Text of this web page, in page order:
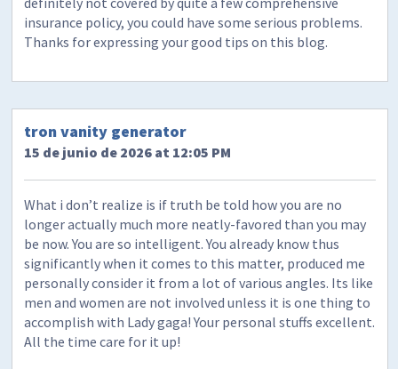
insurance policy, you could have some serious problems.
Thanks for expressing your good tips on this blog.
tron vanity generator
15 de junio de 2026 at 12:05 PM
What i don’t realize is if truth be told how you are no
longer actually much more neatly-favored than you may
be now. You are so intelligent. You already know thus
significantly when it comes to this matter, produced me
personally consider it from a lot of various angles. Its like
men and women are not involved unless it is one thing to
accomplish with Lady gaga! Your personal stuffs excellent.
All the time care for it up!